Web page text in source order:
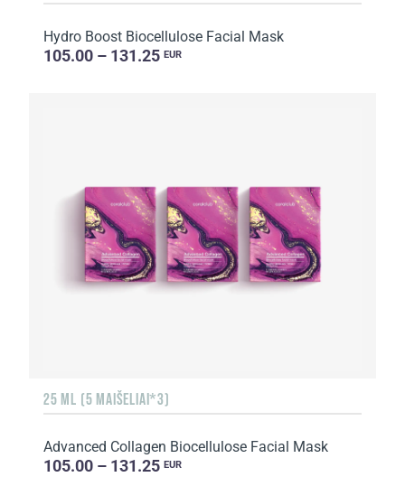
Hydro Boost Biocellulose Facial Mask
105.00 – 131.25 EUR
25 ML (5 MAIŠELIAI*3)
Advanced Collagen Biocellulose Facial Mask
105.00 – 131.25 EUR